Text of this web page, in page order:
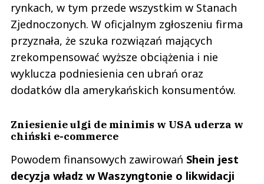
rynkach, w tym przede wszystkim w Stanach
Zjednoczonych. W oficjalnym zgłoszeniu firma
przyznała, że szuka rozwiązań mających
zrekompensować wyższe obciążenia i nie
wyklucza podniesienia cen ubrań oraz
dodatków dla amerykańskich konsumentów.
Zniesienie ulgi de minimis w USA uderza w
chiński e-commerce
Powodem finansowych zawirowań Shein jest
decyzja władz w Waszyngtonie o likwidacji